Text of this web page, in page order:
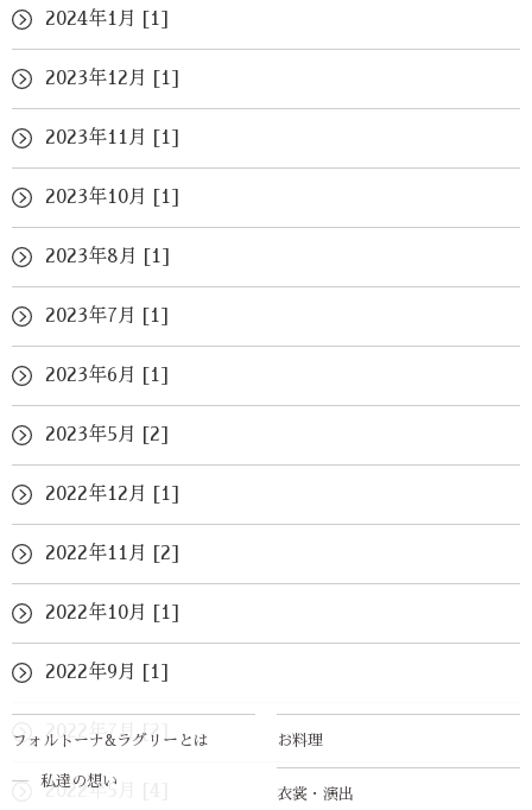
フォルトーナ&ラグリーとは
私達の想い
お料理
衣裳・演出
2024年1月 [1]
2023年12月 [1]
2023年11月 [1]
2023年10月 [1]
2023年8月 [1]
2023年7月 [1]
2023年6月 [1]
2023年5月 [2]
2022年12月 [1]
2022年11月 [2]
2022年10月 [1]
2022年9月 [1]
2022年7月 [2]
2022年5月 [4]